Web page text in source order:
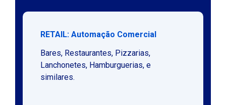
RETAIL: Automação Comercial
Bares, Restaurantes, Pizzarias,
Lanchonetes, Hamburguerias, e
similares.